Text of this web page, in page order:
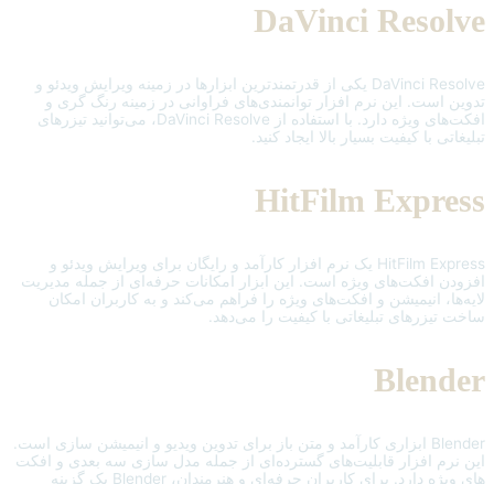
DaVinci Resolve
DaVinci Resolve یکی از قدرتمندترین ابزارها در زمینه ویرایش ویدئو و
تدوین است. این نرم افزار توانمندی‌های فراوانی در زمینه رنگ ‌گری و
افکت‌های ویژه دارد. با استفاده از DaVinci Resolve، می‌توانید تیزرهای
تبلیغاتی با کیفیت بسیار بالا ایجاد کنید.
HitFilm Express
HitFilm Express یک نرم افزار کارآمد و رایگان برای ویرایش ویدئو و
افزودن افکت‌های ویژه است. این ابزار امکانات حرفه‌ای از جمله مدیریت
لایه‌ها، انیمیشن و افکت‌های ویژه را فراهم می‌کند و به کاربران امکان
ساخت تیزرهای تبلیغاتی با کیفیت را می‌دهد.
Blender
Blender ابزاری کارآمد و متن ‌باز برای تدوین ویدیو و انیمیشن سازی است.
این نرم افزار قابلیت‌های گسترده‌ای از جمله مدل‌ سازی سه‌ بعدی و افکت‌
های ویژه دارد. برای کاربران حرفه‌ای و هنرمندان، Blender یک گزینه